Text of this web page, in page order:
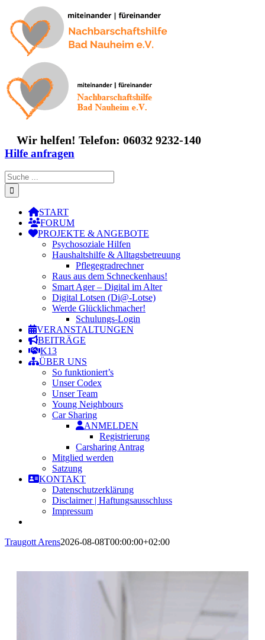
Inhalt
springen
Wir helfen! Telefon: 06032 9232-140
Hilfe anfragen
Suche
nach:
START
FORUM
PROJEKTE & ANGEBOTE
Psychosoziale Hilfen
Haushaltshilfe & Alltagsbetreuung
Pflegegradrechner
Raus aus dem Schneckenhaus!
Smart Ager – Digital im Alter
Digital Lotsen (Di@-Lotse)
Werde Glücklichmacher!
Schulungs-Login
VERANSTALTUNGEN
BEITRÄGE
K13
ÜBER UNS
So funktioniert’s
Unser Codex
Unser Team
Young Neighbours
Car Sharing
ANMELDEN
Registrierung
Carsharing Antrag
Mitglied werden
Satzung
KONTAKT
Datenschutzerklärung
Disclaimer | Haftungsausschluss
Impressum
Traugott Arens2026-08-08T00:00:00+02:00